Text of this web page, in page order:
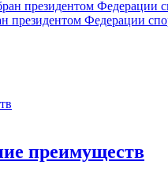
Федерации
преимуществ